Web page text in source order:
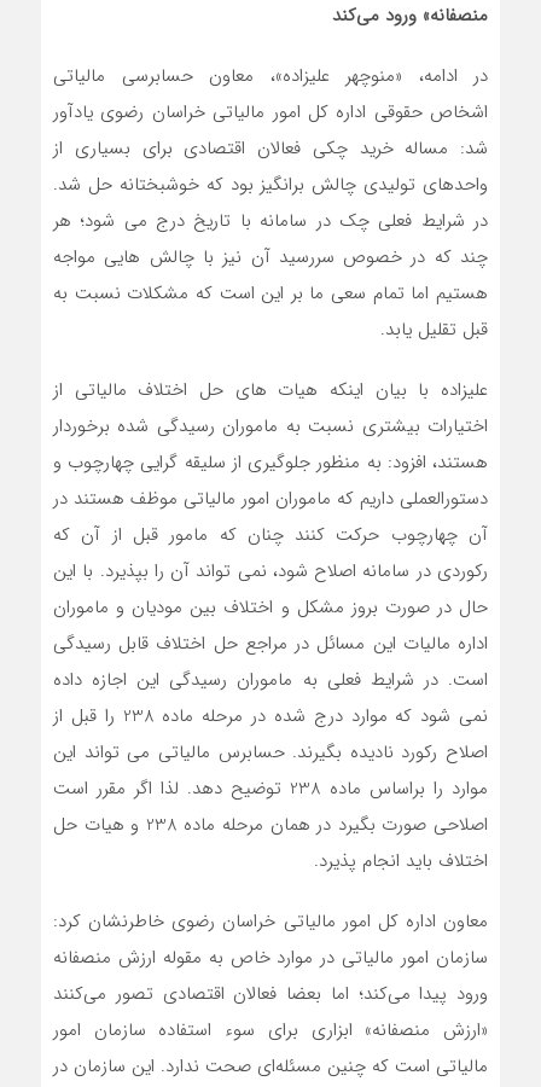
منصفانه» ورود می‌کند
در ادامه، «منوچهر علیزاده»، معاون حسابرسی مالیاتی
اشخاص حقوقی اداره کل امور مالیاتی خراسان رضوی یادآور
شد: مساله خرید چکی فعالان اقتصادی برای بسیاری از
واحدهای تولیدی چالش برانگیز بود که خوشبختانه حل شد.
در شرایط فعلی چک در سامانه با تاریخ درج می شود؛ هر
چند که در خصوص سررسید آن نیز با چالش هایی مواجه
هستیم اما تمام سعی ما بر این است که مشکلات نسبت به
قبل تقلیل یابد.
علیزاده با بیان اینکه هیات های حل اختلاف مالیاتی از
اختیارات بیشتری نسبت به ماموران رسیدگی شده برخوردار
هستند، افزود: به منظور جلوگیری از سلیقه گرایی چهارچوب و
دستورالعملی داریم که ماموران امور مالیاتی موظف هستند در
آن چهارچوب حرکت کنند چنان که مامور قبل از آن که
رکوردی در سامانه اصلاح شود، نمی تواند آن را بپذیرد. با این
حال در صورت بروز مشکل و اختلاف بین مودیان و ماموران
اداره مالیات این مسائل در مراجع حل اختلاف قابل رسیدگی
است. در شرایط فعلی به ماموران رسیدگی این اجازه داده
نمی شود که موارد درج شده در مرحله ماده 238 را قبل از
اصلاح رکورد نادیده بگیرند. حسابرس مالیاتی می تواند این
موارد را براساس ماده 238 توضیح دهد. لذا اگر مقرر است
اصلاحی صورت بگیرد در همان مرحله ماده 238 و هیات حل
اختلاف باید انجام پذیرد.
معاون اداره کل امور مالیاتی خراسان رضوی خاطرنشان کرد:
سازمان امور مالیاتی در موارد خاص به مقوله ارزش منصفانه
ورود پیدا می‌کند؛ اما بعضا فعالان اقتصادی تصور می‌کنند
«ارزش منصفانه» ابزاری برای سوء استفاده سازمان امور
مالیاتی است که چنین مسئله‌ای صحت ندارد. این سازمان در